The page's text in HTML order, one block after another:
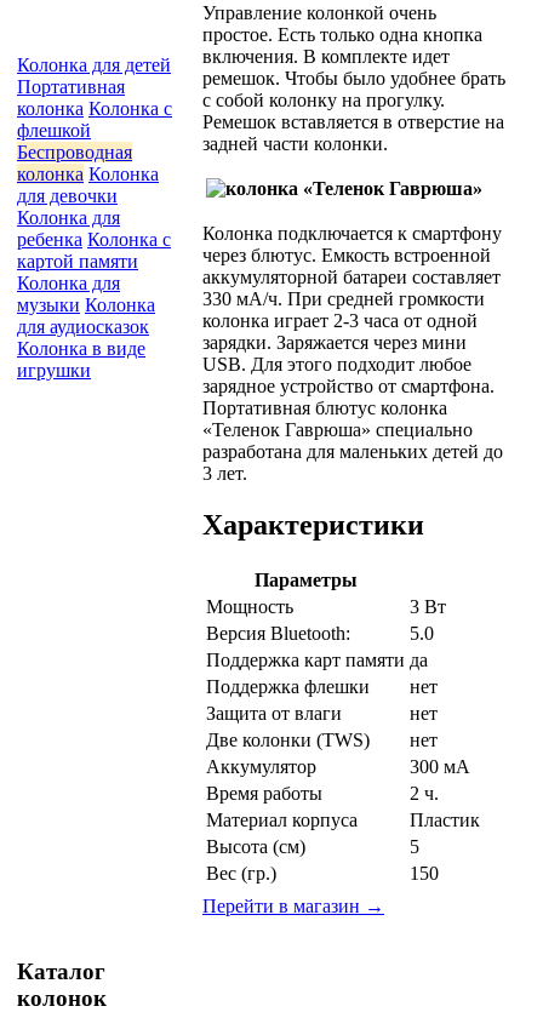
Колонка для детей
Портативная
колонка Колонка с
флешкой
Беспроводная
колонка Колонка
для девочки
Колонка для
ребенка Колонка с
картой памяти
Колонка для
музыки Колонка
для аудиосказок
Колонка в виде
игрушки
Управление колонкой очень
простое. Есть только одна кнопка
включения. В комплекте идет
ремешок. Чтобы было удобнее брать
с собой колонку на прогулку.
Ремешок вставляется в отверстие на
задней части колонки.
Колонка подключается к смартфону
через блютус. Емкость встроенной
аккумуляторной батареи составляет
330 мА/ч. При средней громкости
колонка играет 2-3 часа от одной
зарядки. Заряжается через мини
USB. Для этого подходит любое
зарядное устройство от смартфона.
Портативная блютус колонка
«Теленок Гаврюша» специально
разработана для маленьких детей до
3 лет.
Характеристики
Параметры
Мощность
3 Вт
Версия Bluetooth:
5.0
Поддержка карт памяти да
Поддержка флешки
нет
Защита от влаги
нет
Две колонки (TWS)
нет
Аккумулятор
300 мА
Время работы
2 ч.
Материал корпуса
Пластик
Высота (см)
5
Вес (гр.)
150
Перейти в магазин →
Каталог
колонок